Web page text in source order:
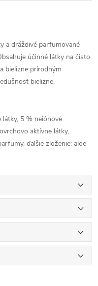
a dráždivé parfumované
účinné látky na čisto
bielizne prírodným
bielizne.
5 % neiónové
aktívne látky,
ďalšie zloženie: aloe